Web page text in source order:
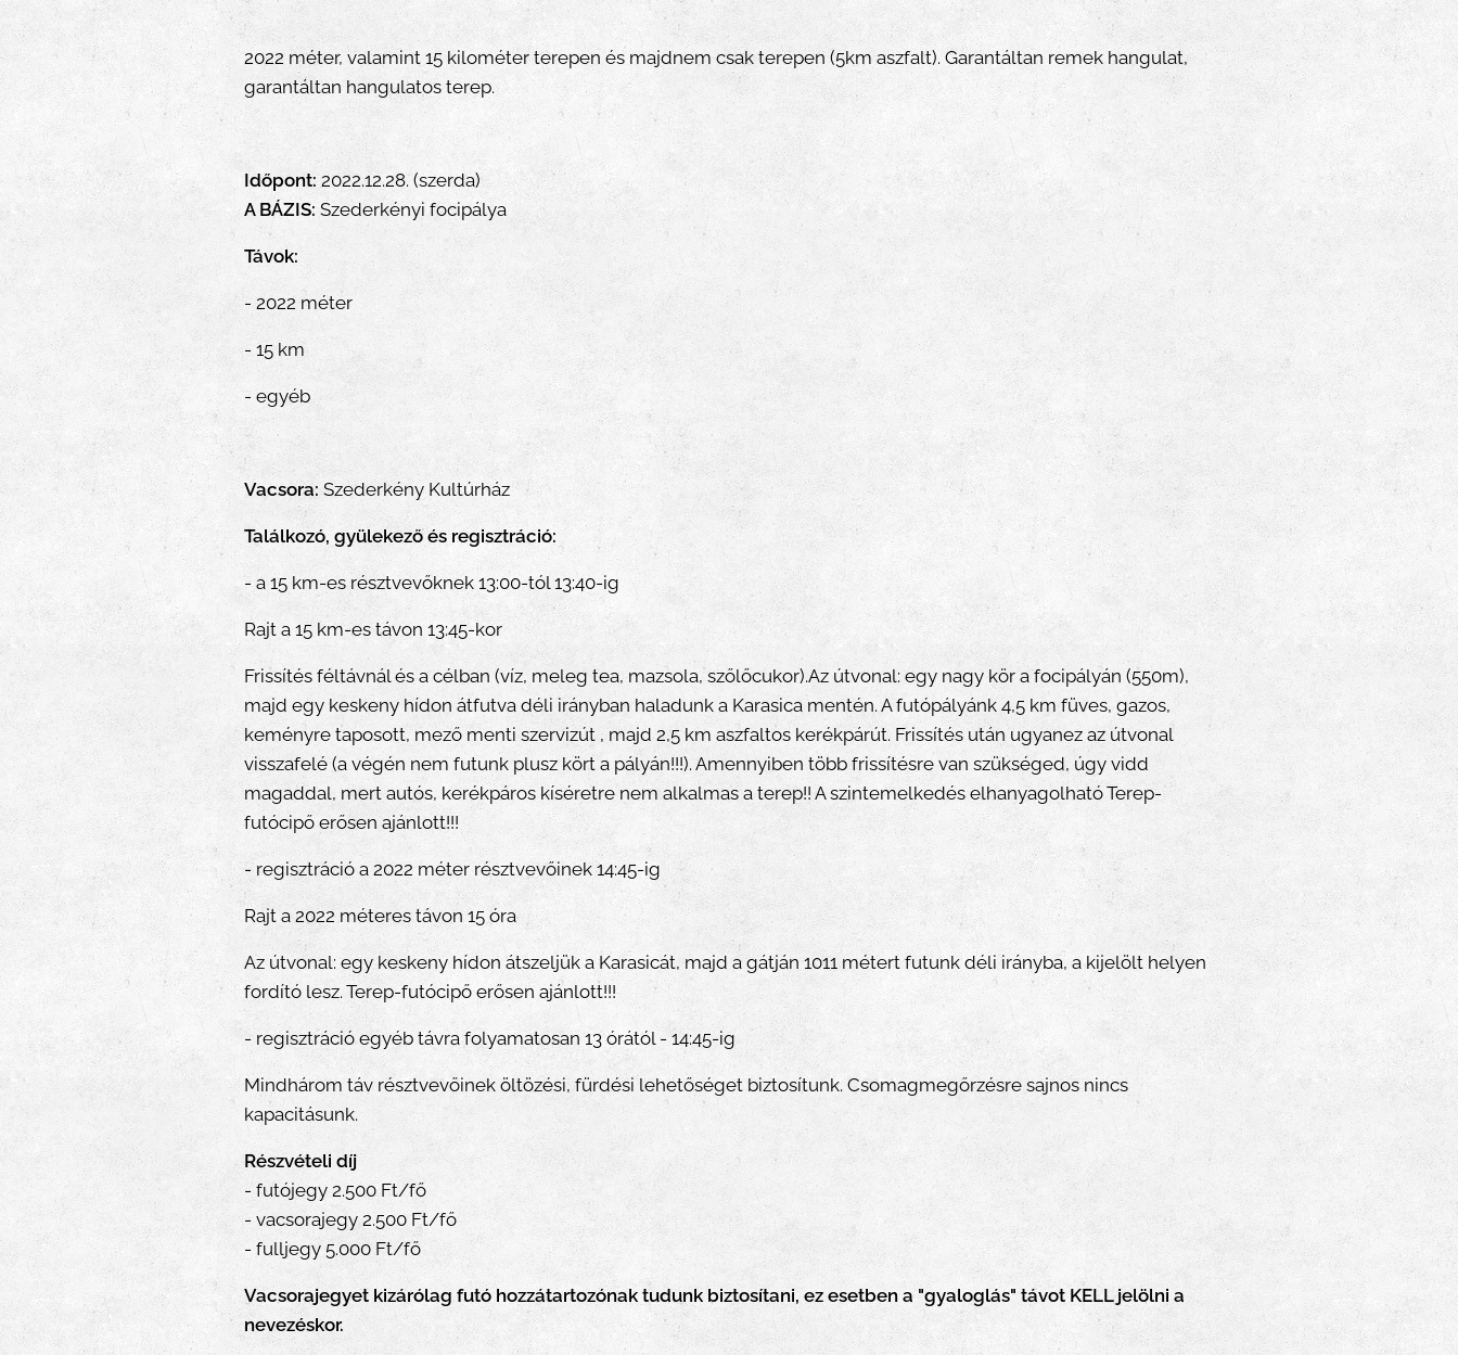
2022 méter, valamint 15 kilométer terepen és majdnem csak terepen (5km aszfalt). Garantáltan remek hangulat,
garantáltan hangulatos terep.
Időpont:2022.12.28. (szerda)
A BÁZIS: Szederkényi focipálya
Távok:
- 2022 méter
- 15 km
- egyéb
Vacsora: Szederkény Kultúrház
Találkozó, gyülekező és regisztráció:
- a 15 km-es résztvevőknek 13:00-tól 13:40-ig
Rajt a 15 km-es távon 13:45-kor
Frissítés féltávnál és a célban (víz, meleg tea, mazsola, szőlőcukor).Az útvonal: egy nagy kör a focipályán (550m),
majd egy keskeny hídon átfutva déli irányban haladunk a Karasica mentén. A futópályánk 4,5 km füves, gazos,
keményre taposott, mező menti szervizút , majd 2,5 km aszfaltos kerékpárút. Frissítés után ugyanez az útvonal
visszafelé (a végén nem futunk plusz kört a pályán!!!). Amennyiben több frissítésre van szükséged, úgy vidd
magaddal, mert autós, kerékpáros kíséretre nem alkalmas a terep!! A szintemelkedés elhanyagolható Terep-
futócipő erősen ajánlott!!!
- regisztráció a 2022 méter résztvevőinek 14:45-ig
Rajt a 2022 méteres távon 15 óra
Az útvonal: egy keskeny hídon átszeljük a Karasicát, majd a gátján 1011 métert futunk déli irányba, a kijelölt helyen
fordító lesz. Terep-futócipő erősen ajánlott!!!
- regisztráció egyéb távra folyamatosan 13 órától - 14:45-ig
Mindhárom táv résztvevőinek öltözési, fürdési lehetőséget biztosítunk. Csomagmegőrzésre sajnos nincs
kapacitásunk.
Részvételi díj
- futójegy 2.500 Ft/fő
- vacsorajegy 2.500 Ft/fő
- fulljegy 5.000 Ft/fő
Vacsorajegyet kizárólag futó hozzátartozónak tudunk biztosítani, ez esetben a "gyaloglás" távot KELL jelölni a
nevezéskor.